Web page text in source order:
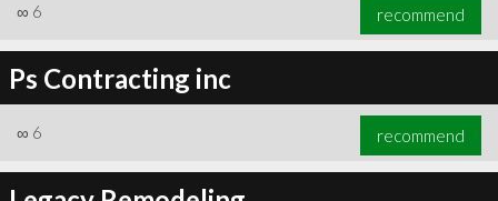
∞ 6 recommend
Ps Contracting inc
∞ 6 recommend